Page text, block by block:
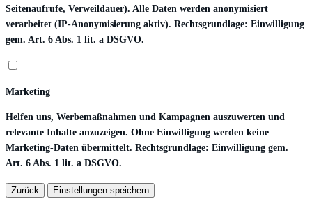
Seitenaufrufe, Verweildauer). Alle Daten werden anonymisiert
verarbeitet (IP-Anonymisierung aktiv). Rechtsgrundlage: Einwilligung
gem. Art. 6 Abs. 1 lit. a DSGVO.
Marketing
Helfen uns, Werbemaßnahmen und Kampagnen auszuwerten und
relevante Inhalte anzuzeigen. Ohne Einwilligung werden keine
Marketing-Daten übermittelt. Rechtsgrundlage: Einwilligung gem.
Art. 6 Abs. 1 lit. a DSGVO.
Zurück Einstellungen speichern